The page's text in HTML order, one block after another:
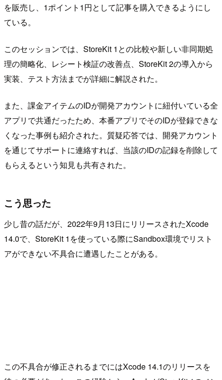
を販売し、1ポイント1円として記事を購入できるようにし
ている。
このセッションでは、StoreKit 1との比較や新しい非同期処
理の簡略化、レシート検証の改善点、StoreKit 2の導入から
実装、テスト方法までが詳細に解説された。
また、課金アイテムのIDが開発アカウントに紐付いている全
アプリで共通だったため、本番アプリでそのIDが登録できな
くなった事例も紹介された。質疑応答では、開発アカウント
を通じてサポートに連絡すれば、当該のIDの記録を削除して
もらえるという知見も共有された。
こう思った
少し昔の話だが、2022年9月13日にリリースされたXcode
14.0で、StoreKit 1を使っている際にSandbox環境でリスト
アができない不具合に遭遇したことがある。
この不具合が修正されるまでにはXcode 14.1のリリースを